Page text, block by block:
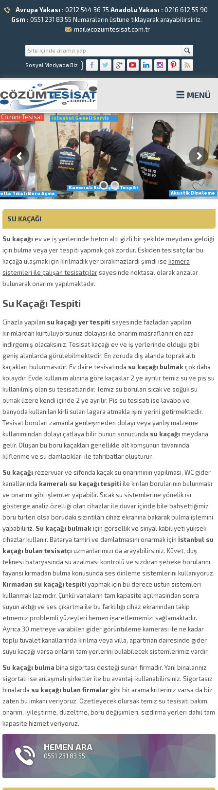
Avrupa Yakası : 0212 544 36 75 Anadolu Yakası : 0216 612 55 90
Gsm : 0551 231 83 55 Numaraların üstüne tıklayarak arayabilirsiniz.
mail@cozumtesisat.com.tr
Sosyal Medyada Biz }
MENÜ
Çözüm Tesisat
Kameralı Su Kaçağı Tespiti
Tıkalı Boru Açma
Akustik Dineleme
İstanbul Geneli Servis
SU KAÇAĞI
Su kaçağı ev ve iş yerlerinde beton altı gizli bir şekilde meydana geldiği
için bulma veya yer tespiti yapmak çok zordur. Eskiden tesisatçılar bu
kaçağa ulaşmak için kırılmadık yer bırakmazlardı şimdi ise kamera
sistemleri ile çalışan tesisatçılar sayesinde noktasal olarak arızalar
bulunarak onarımı yapılmaktadır.
Su Kaçağı Tespiti
Cihazla yapılan su kaçağı yer tespiti sayesinde fazladan yapılan
kırımlardan kurtuluyorsunuz dolayısı ile onarım masraflarını en aza
indirgemiş olacaksınız. Tesisat kaçağı ev ve iş yerlerinde olduğu gibi
geniş alanlarda görülebilmektedir. En zoruda dış alanda toprak altı
kaçakları bulunmasıdır. Ev daire tesisatında su kaçağı bulmakçok daha
kolaydır. Evde kullanım alınına göre kaçaklar 2 ye ayrılır temiz su ve pis su
kullanılmış olan su tesisatlarıdır. Temiz su boruları sıcak ve soğuk su
olmak üzere kendi içinde 2 ye ayrılır. Pis su tesisatı ise lavabo ve
banyoda kullanılan kirli suları lagara atmakla işini yerini getirmektedir.
Tesisat boruları zamanla genleşmeden dolayı veya yanlış malzeme
kullanımından dolayı çatlaya bilir bunun sonucunda su kaçağı meydana
gelir. Oluşan bu boru kaçakları genellikle alt komşunun tavanında
küflenme ve su damlacıkları ile tahribatlar oluşturur.
Su kaçağı rezervuar ve sifonda kaçak su onarımının yapılması, WC gider
kanallarında kameralı su kaçağı tespiti ile kırılan borularının bulunması
ve onarımı gibi işlemler yapabilir. Sıcak su sistemlerine yönelik ısı
gösterge analiz özelliği olan cihazlar ile duvar içinde bile bahsettiğimiz
boru türleri olsa borudaki sızıntıları cihaz ekranına bakarak bulma işlemini
yapabiliriz. Su kaçağı bulmakiçin görsellik ve sinyal kabiliyeti yüksek
cihazlar kullanır. Batarya tamiri ve damlatmasını onarmak için İstanbul su
kaçağı bulan tesisatçı uzmanlarımızı da arayabilirsiniz. Küvet, duş
teknesi bataryasında su azalması kontrolü ve sızdıran şebeke borularını
fayansı kırmadan bulma konusunda ses dinleme sistemlerini kullanıyoruz.
Kırmadan su kaçağı tespiti yapmak için bu derece üstün sistemleri
kullanmak lazımdır. Çünkü vanaların tam kapasite açılmasından sonra
suyun aktığı ve ses çıkartma ile bu farklılığı cihaz ekranından takip
etmemiz problemli yüzeyleri hemen işaretlememizi sağlamaktadır.
Ayrıca 30 metreye varabilen gider görüntüleme kamerası ile ne kadar
toplu tuvalet kanallarında kırılma veya villa, apartman dairesinde gider
suyu kaçağı varsa onların tam yerlerini bulabilecek sistemlerimiz vardır.
Su kaçağı bulma bina sigortası desteği sunan firmadır. Yani binalarınız
sigortalı ise anlaşmalı şirketler ile bu avantajı kullanabilirsiniz. Sigortasız
binalarda su kaçağı bulan firmalar gibi bir arama kriteriniz varsa da biz
zaten bu imkanı veriyoruz. Özetleyecek olursak temiz su tesisatı bakım,
onarım, iyileştirme, düzeltme, boru değişimleri, sızdırma yerleri dahil tam
kapasite hizmet veriyoruz.
HEMEN ARA
0551 231 83 55